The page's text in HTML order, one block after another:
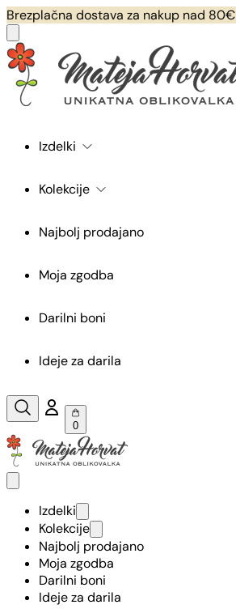
Brezplačna dostava za nakup nad 80€
Izdelki
Kolekcije
Najbolj prodajano
Moja zgodba
Darilni boni
Ideje za darila
0
Izdelki
Kolekcije
Najbolj prodajano
Moja zgodba
Darilni boni
Ideje za darila